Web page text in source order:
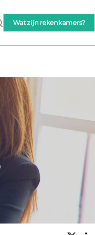
Wat zijn rekenkamers?